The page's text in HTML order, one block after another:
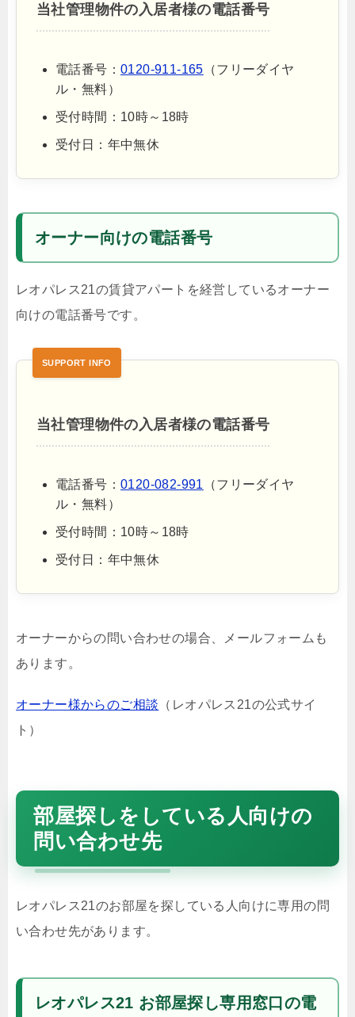
当社管理物件の入居者様の電話番号
電話番号： 0120-911-165 （フリーダイヤ
ル・無料）
受付時間：10時～18時
受付日：年中無休
オーナー向けの電話番号
レオパレス21の賃貸アパートを経営しているオーナー
向けの電話番号です。
当社管理物件の入居者様の電話番号
電話番号： 0120-082-991
（フリーダイヤ
ル・無料）
受付時間：10時～18時
受付日：年中無休
オーナーからの問い合わせの場合、メールフォームも
あります。
オーナー様からのご相談 （レオパレス21の公式サイ
ト）
部屋探しをしている人向けの
問い合わせ先
レオパレス21のお部屋を探している人向けに専用の問
い合わせ先があります。
レオパレス21 お部屋探し専用窓口の電